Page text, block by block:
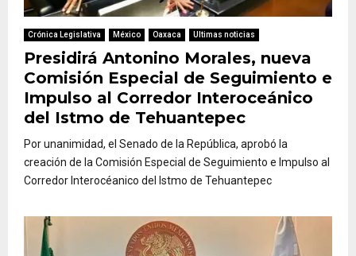
Crónica Legislativa México Oaxaca Ultimas noticias
Presidirá Antonino Morales, nueva
Comisión Especial de Seguimiento e
Impulso al Corredor Interoceánico
del Istmo de Tehuantepec
Por unanimidad, el Senado de la República, aprobó la
creación de la Comisión Especial de Seguimiento e Impulso al
Corredor Interocéanico del Istmo de Tehuantepec